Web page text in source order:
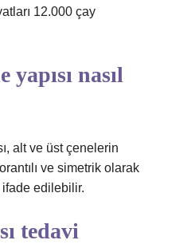
12.000 çay
yapısı nasıl
alt ve üst çenelerin
ve simetrik olarak
edilebilir.
tedavi